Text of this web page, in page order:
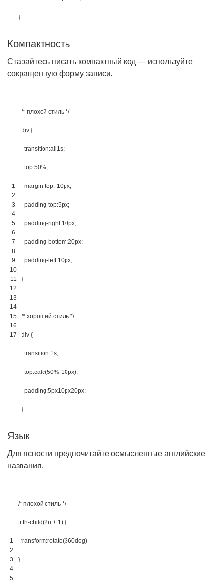
}
Компактность
Старайтесь писать компактный код — используйте
сокращенную форму записи.
1
2
3
4
5
6
7
8
9
10
11
12
13
14
15
16
17
/* плохой стиль */
div {
transition:all 1s;
top:50%;
margin-top:-10px;
padding-top:5px;
padding-right:10px;
padding-bottom:20px;
padding-left:10px;
}
/* хороший стиль */
div {
transition:1s;
top:calc(50%-10px);
padding:5px10px20px;
}
Язык
Для ясности предпочитайте осмысленные английские
названия.
1
2
3
4
5
/* плохой стиль */
:nth-child(2n + 1) {
transform:rotate(360deg);
}